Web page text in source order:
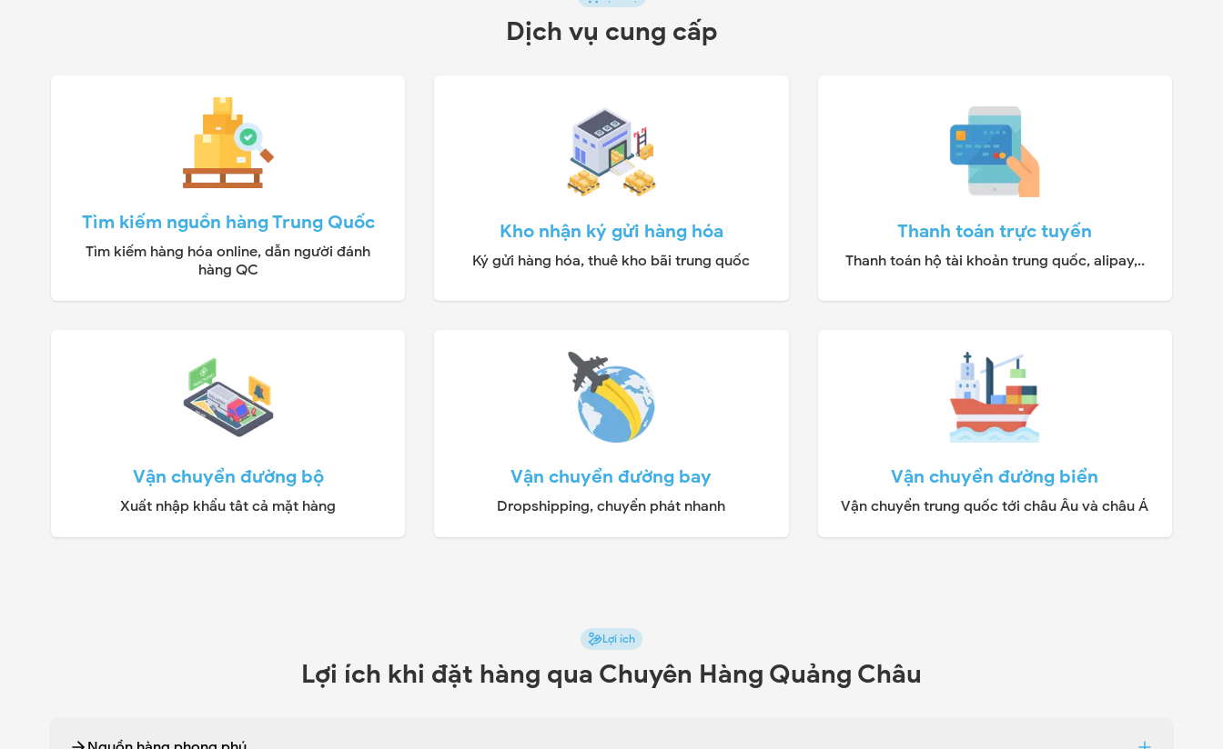
Dịch vụ cung cấp
Tìm kiếm nguồn hàng Trung Quốc
Tìm kiếm hàng hóa online, dẫn người đánh
hàng QC
Kho nhận ký gửi hàng hóa
Ký gửi hàng hóa, thuê kho bãi trung quốc
Thanh toán trực tuyến
Thanh toán hộ tài khoản trung quốc, alipay,..
Vận chuyển đường bộ
Xuất nhập khẩu tât cả mặt hàng
Vận chuyển đường bay
Dropshipping, chuyển phát nhanh
Vận chuyển đường biển
Vận chuyển trung quốc tới châu Âu và châu Á
Lợi ích
Lợi ích khi đặt hàng qua Chuyên Hàng Quảng Châu